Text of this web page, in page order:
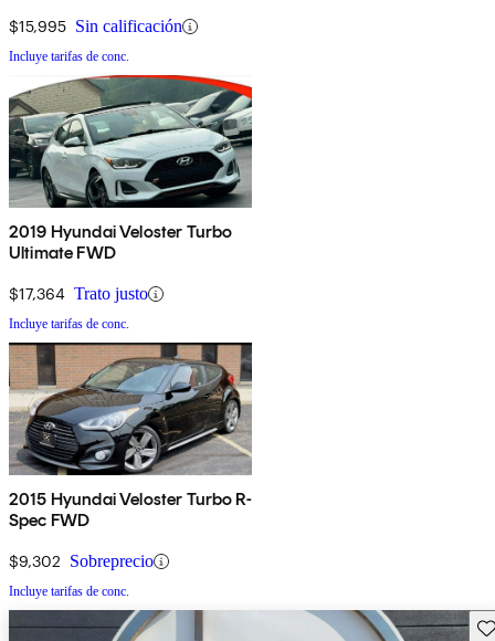
$15,995 Sin calificación
Incluye tarifas de conc.
2019 Hyundai Veloster Turbo
Ultimate FWD
$17,364 Trato justo
Incluye tarifas de conc.
2015 Hyundai Veloster Turbo R-
Spec FWD
$9,302 Sobreprecio
Incluye tarifas de conc.